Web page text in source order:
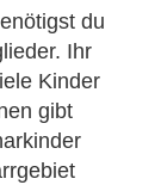
du
Ihr
Kinder
gibt